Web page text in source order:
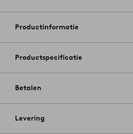
Productinformatie
Productspecificatie
Betalen
Levering